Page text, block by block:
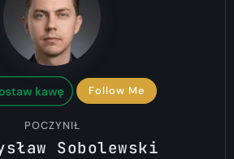
Follow Me
POCZYNIŁ
Sobolewski